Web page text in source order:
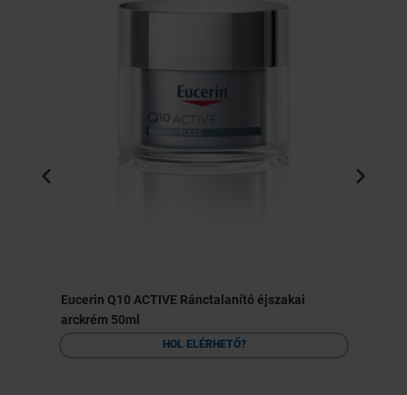
Eucerin Q10 ACTIVE Ránctalanító éjszakai
arckrém 50ml
HOL ELÉRHETŐ?